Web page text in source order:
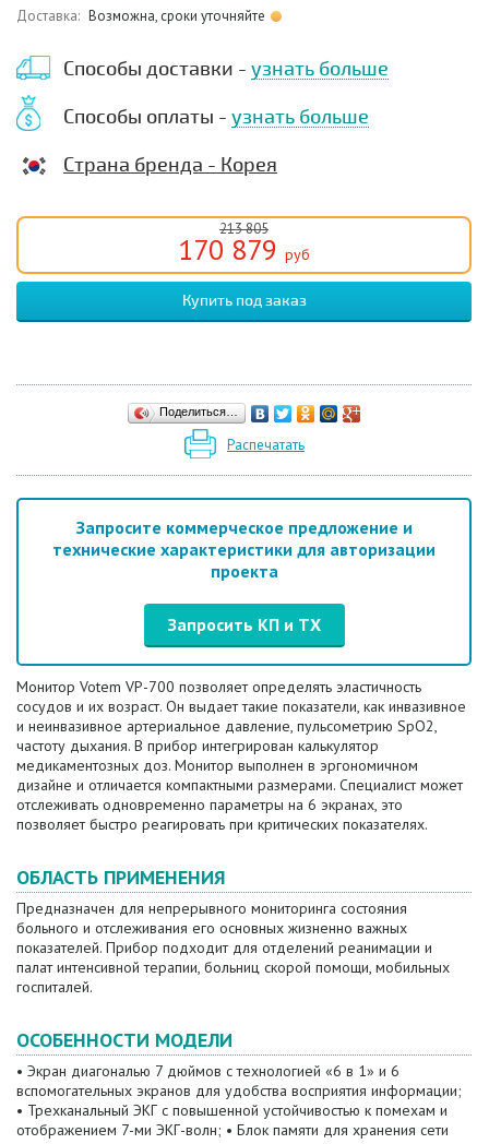
Доставка: Возможна, сроки уточняйте
Способы доставки - узнать больше
Способы оплаты - узнать больше
Страна бренда - Корея
213 805
170 879 руб
Поделиться…
Распечатать
Запросите коммерческое предложение и
технические характеристики для авторизации
проекта
Запросить КП и ТХ
Монитор Votem VP-700 позволяет определять эластичность
сосудов и их возраст. Он выдает такие показатели, как инвазивное
и неинвазивное артериальное давление, пульсометрию SpO2,
частоту дыхания. В прибор интегрирован калькулятор
медикаментозных доз. Монитор выполнен в эргономичном
дизайне и отличается компактными размерами. Специалист может
отслеживать одновременно параметры на 6 экранах, это
позволяет быстро реагировать при критических показателях.
ОБЛАСТЬ ПРИМЕНЕНИЯ
Предназначен для непрерывного мониторинга состояния
больного и отслеживания его основных жизненно важных
показателей. Прибор подходит для отделений реанимации и
палат интенсивной терапии, больниц скорой помощи, мобильных
госпиталей.
ОСОБЕННОСТИ МОДЕЛИ
• Экран диагональю 7 дюймов с технологией «6 в 1» и 6
вспомогательных экранов для удобства восприятия информации;
• Трехканальный ЭКГ с повышенной устойчивостью к помехам и
отображением 7-ми ЭКГ-волн; • Блок памяти для хранения сети